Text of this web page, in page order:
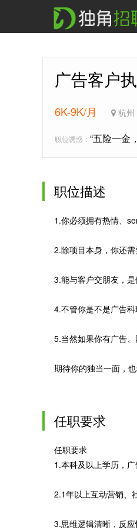
广告客户
6K-9K/月 杭
职位诱惑： “五险一金
职位描述
1.你必须拥有热情、
2.除项目本身，你还
3.能与客户交朋友，
4.不管你是不是广告
5.当然如果你有广告
期待你的独当一面，
任职要求
任职要求
1.本科及以上学历，
2.1年以上互动营销、
3.思维逻辑清晰，反